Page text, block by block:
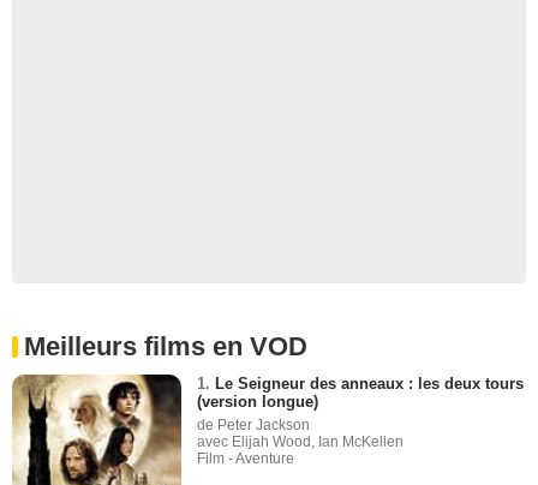
Meilleurs films en VOD
1. Le Seigneur des anneaux : les deux tours
(version longue)
de Peter Jackson
avec Elijah Wood, Ian McKellen
Film - Aventure